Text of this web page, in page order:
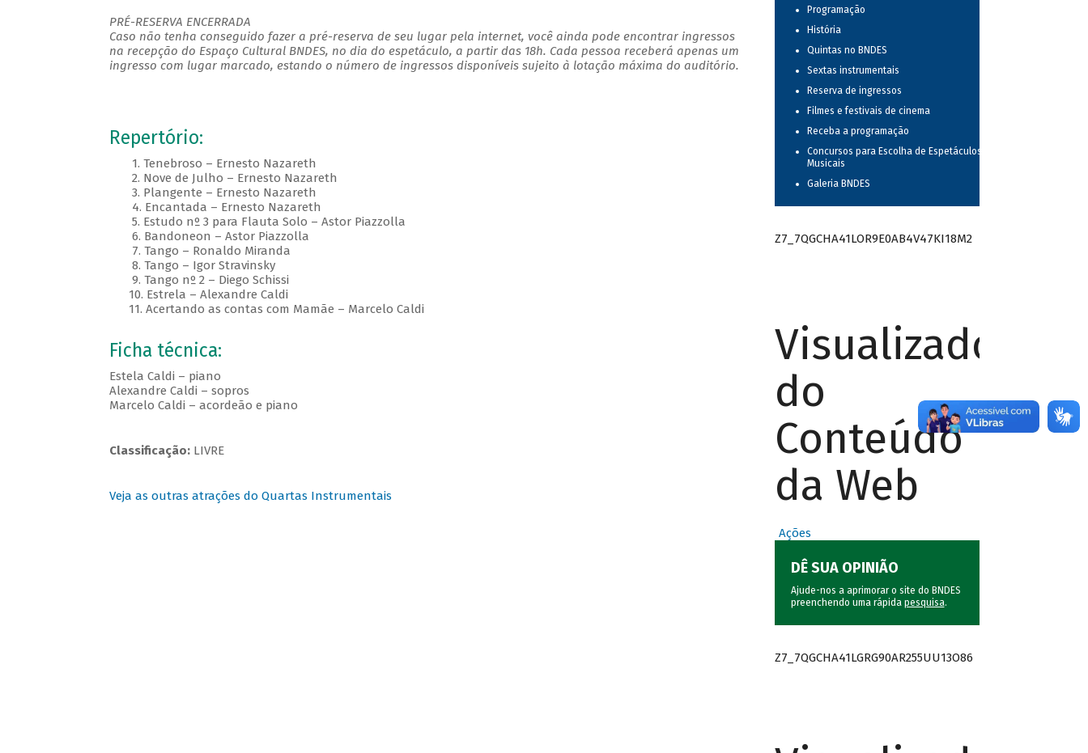
PRÉ-RESERVA ENCERRADA
Caso não tenha conseguido fazer a pré-reserva de seu lugar pela internet, você ainda pode encontrar ingressos
na recepção do Espaço Cultural BNDES, no dia do espetáculo, a partir das 18h. Cada pessoa receberá apenas um
ingresso com lugar marcado, estando o número de ingressos disponíveis sujeito à lotação máxima do auditório.
Repertório:
1. Tenebroso – Ernesto Nazareth
2. Nove de Julho – Ernesto Nazareth
3. Plangente – Ernesto Nazareth
4. Encantada – Ernesto Nazareth
5. Estudo nº 3 para Flauta Solo – Astor Piazzolla
6. Bandoneon – Astor Piazzolla
7. Tango – Ronaldo Miranda
8. Tango – Igor Stravinsky
9. Tango nº 2 – Diego Schissi
10. Estrela – Alexandre Caldi
11. Acertando as contas com Mamãe – Marcelo Caldi
Ficha técnica:
Estela Caldi – piano
Alexandre Caldi – sopros
Marcelo Caldi – acordeão e piano
Classificação:LIVRE
Veja as outras atrações do Quartas Instrumentais
Programação
História
Quintas no BNDES
Sextas instrumentais
Reserva de ingressos
Filmes e festivais de cinema
Receba a programação
Concursos para Escolha de Espetáculos
Musicais
Galeria BNDES
Z7_7QGCHA41LOR9E0AB4V47KI18M2
Visualizador
do
Conteúdo
da Web
Ações
DÊ SUA OPINIÃO
Ajude-nos a aprimorar o site do BNDES
preenchendo uma rápida pesquisa.
Z7_7QGCHA41LGRG90AR255UU13O86